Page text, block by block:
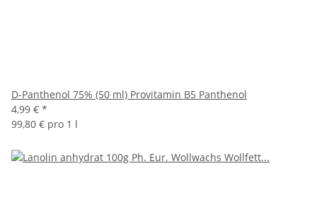
D-Panthenol 75% (50 ml) Provitamin B5 Panthenol
4,99 € *
99,80 € pro 1 l